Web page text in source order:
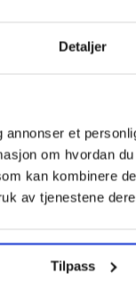
Detaljer
et
om hvordan
kan kombinere
av tjenestene
Tilpass
i den
Indirekte
far.